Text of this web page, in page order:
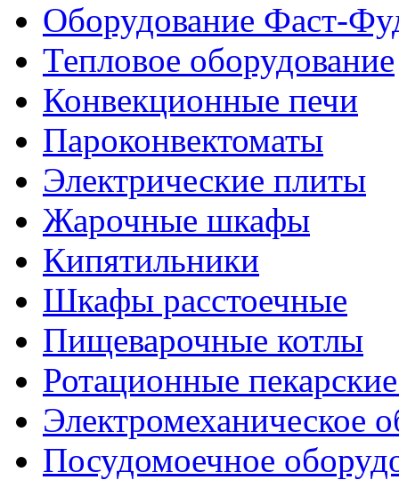
Оборудование Фаст-
Тепловое оборудование
Конвекционные печи
Пароконвектоматы
Электрические плиты
Жарочные шкафы
Кипятильники
Шкафы расстоечные
Пищеварочные котлы
Ротационные
Электромеханическое
Посудомоечное